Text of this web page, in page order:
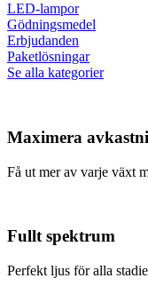
LED-lampor
Gödningsmedel
Erbjudanden
Paketlösningar
Se alla kategorier
Maximera
Få ut mer av varje växt
Fullt spektrum
Perfekt ljus för alla